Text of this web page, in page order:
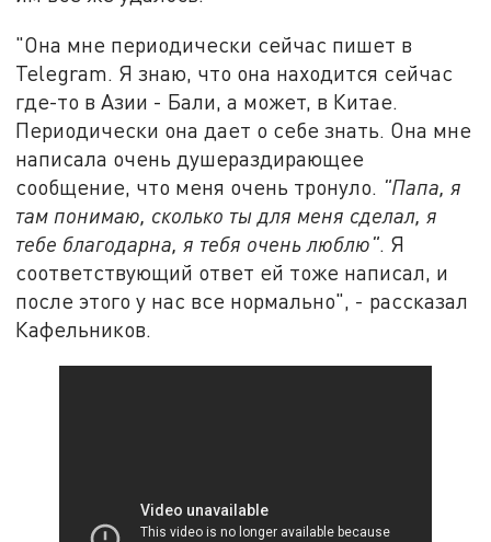
"Она мне периодически сейчас пишет в
Telegram. Я знаю, что она находится сейчас
где-то в Азии - Бали, а может, в Китае.
Периодически она дает о себе знать. Она мне
написала очень душераздирающее
сообщение, что меня очень тронуло. "Папа, я
там понимаю, сколько ты для меня сделал, я
тебе благодарна, я тебя очень люблю". Я
соответствующий ответ ей тоже написал, и
после этого у нас все нормально", - рассказал
Кафельников.